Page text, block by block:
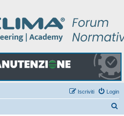
Login
Iscriviti